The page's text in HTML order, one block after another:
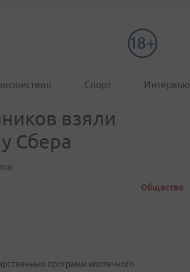
Спорт Интервью
взяли
Сбера
Общество
программ ипотечного